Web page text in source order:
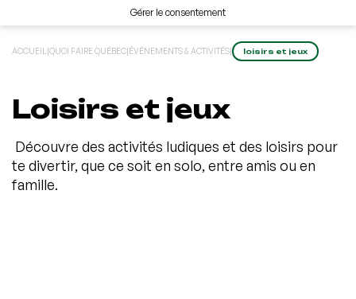
Gérer le consentement
ACCUEIL |QUOI FAIRE QUÉBEC|ÉVÉNEMENTS & ACTIVITÉS| loisirs et jeux
Loisirs et jeux
Découvre des activités ludiques et des loisirs pour
te divertir, que ce soit en solo, entre amis ou en
famille.